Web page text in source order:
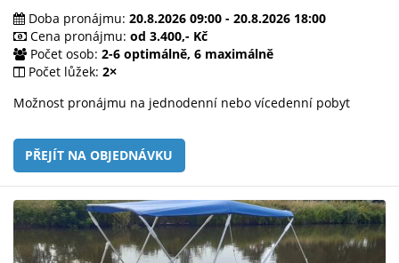
Doba pronájmu: 20.8.2026 09:00 - 20.8.2026 18:00
Cena pronájmu: od 3.400,- Kč
Počet osob: 2-6 optimálně, 6 maximálně
Počet lůžek: 2×
Možnost pronájmu na jednodenní nebo vícedenní pobyt
PŘEJÍT NA OBJEDNÁVKU